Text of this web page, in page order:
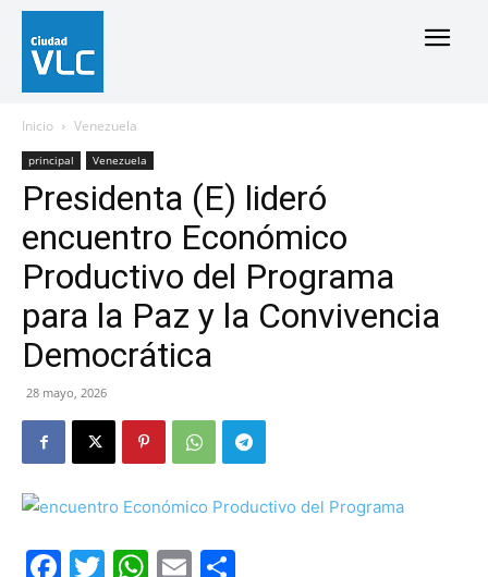
Inicio Venezuela
principal Venezuela
Presidenta (E) lideró
encuentro Económico
Productivo del Programa
para la Paz y la Convivencia
Democrática
28 mayo, 2026
Facebook
Twitter
WhatsApp
Email